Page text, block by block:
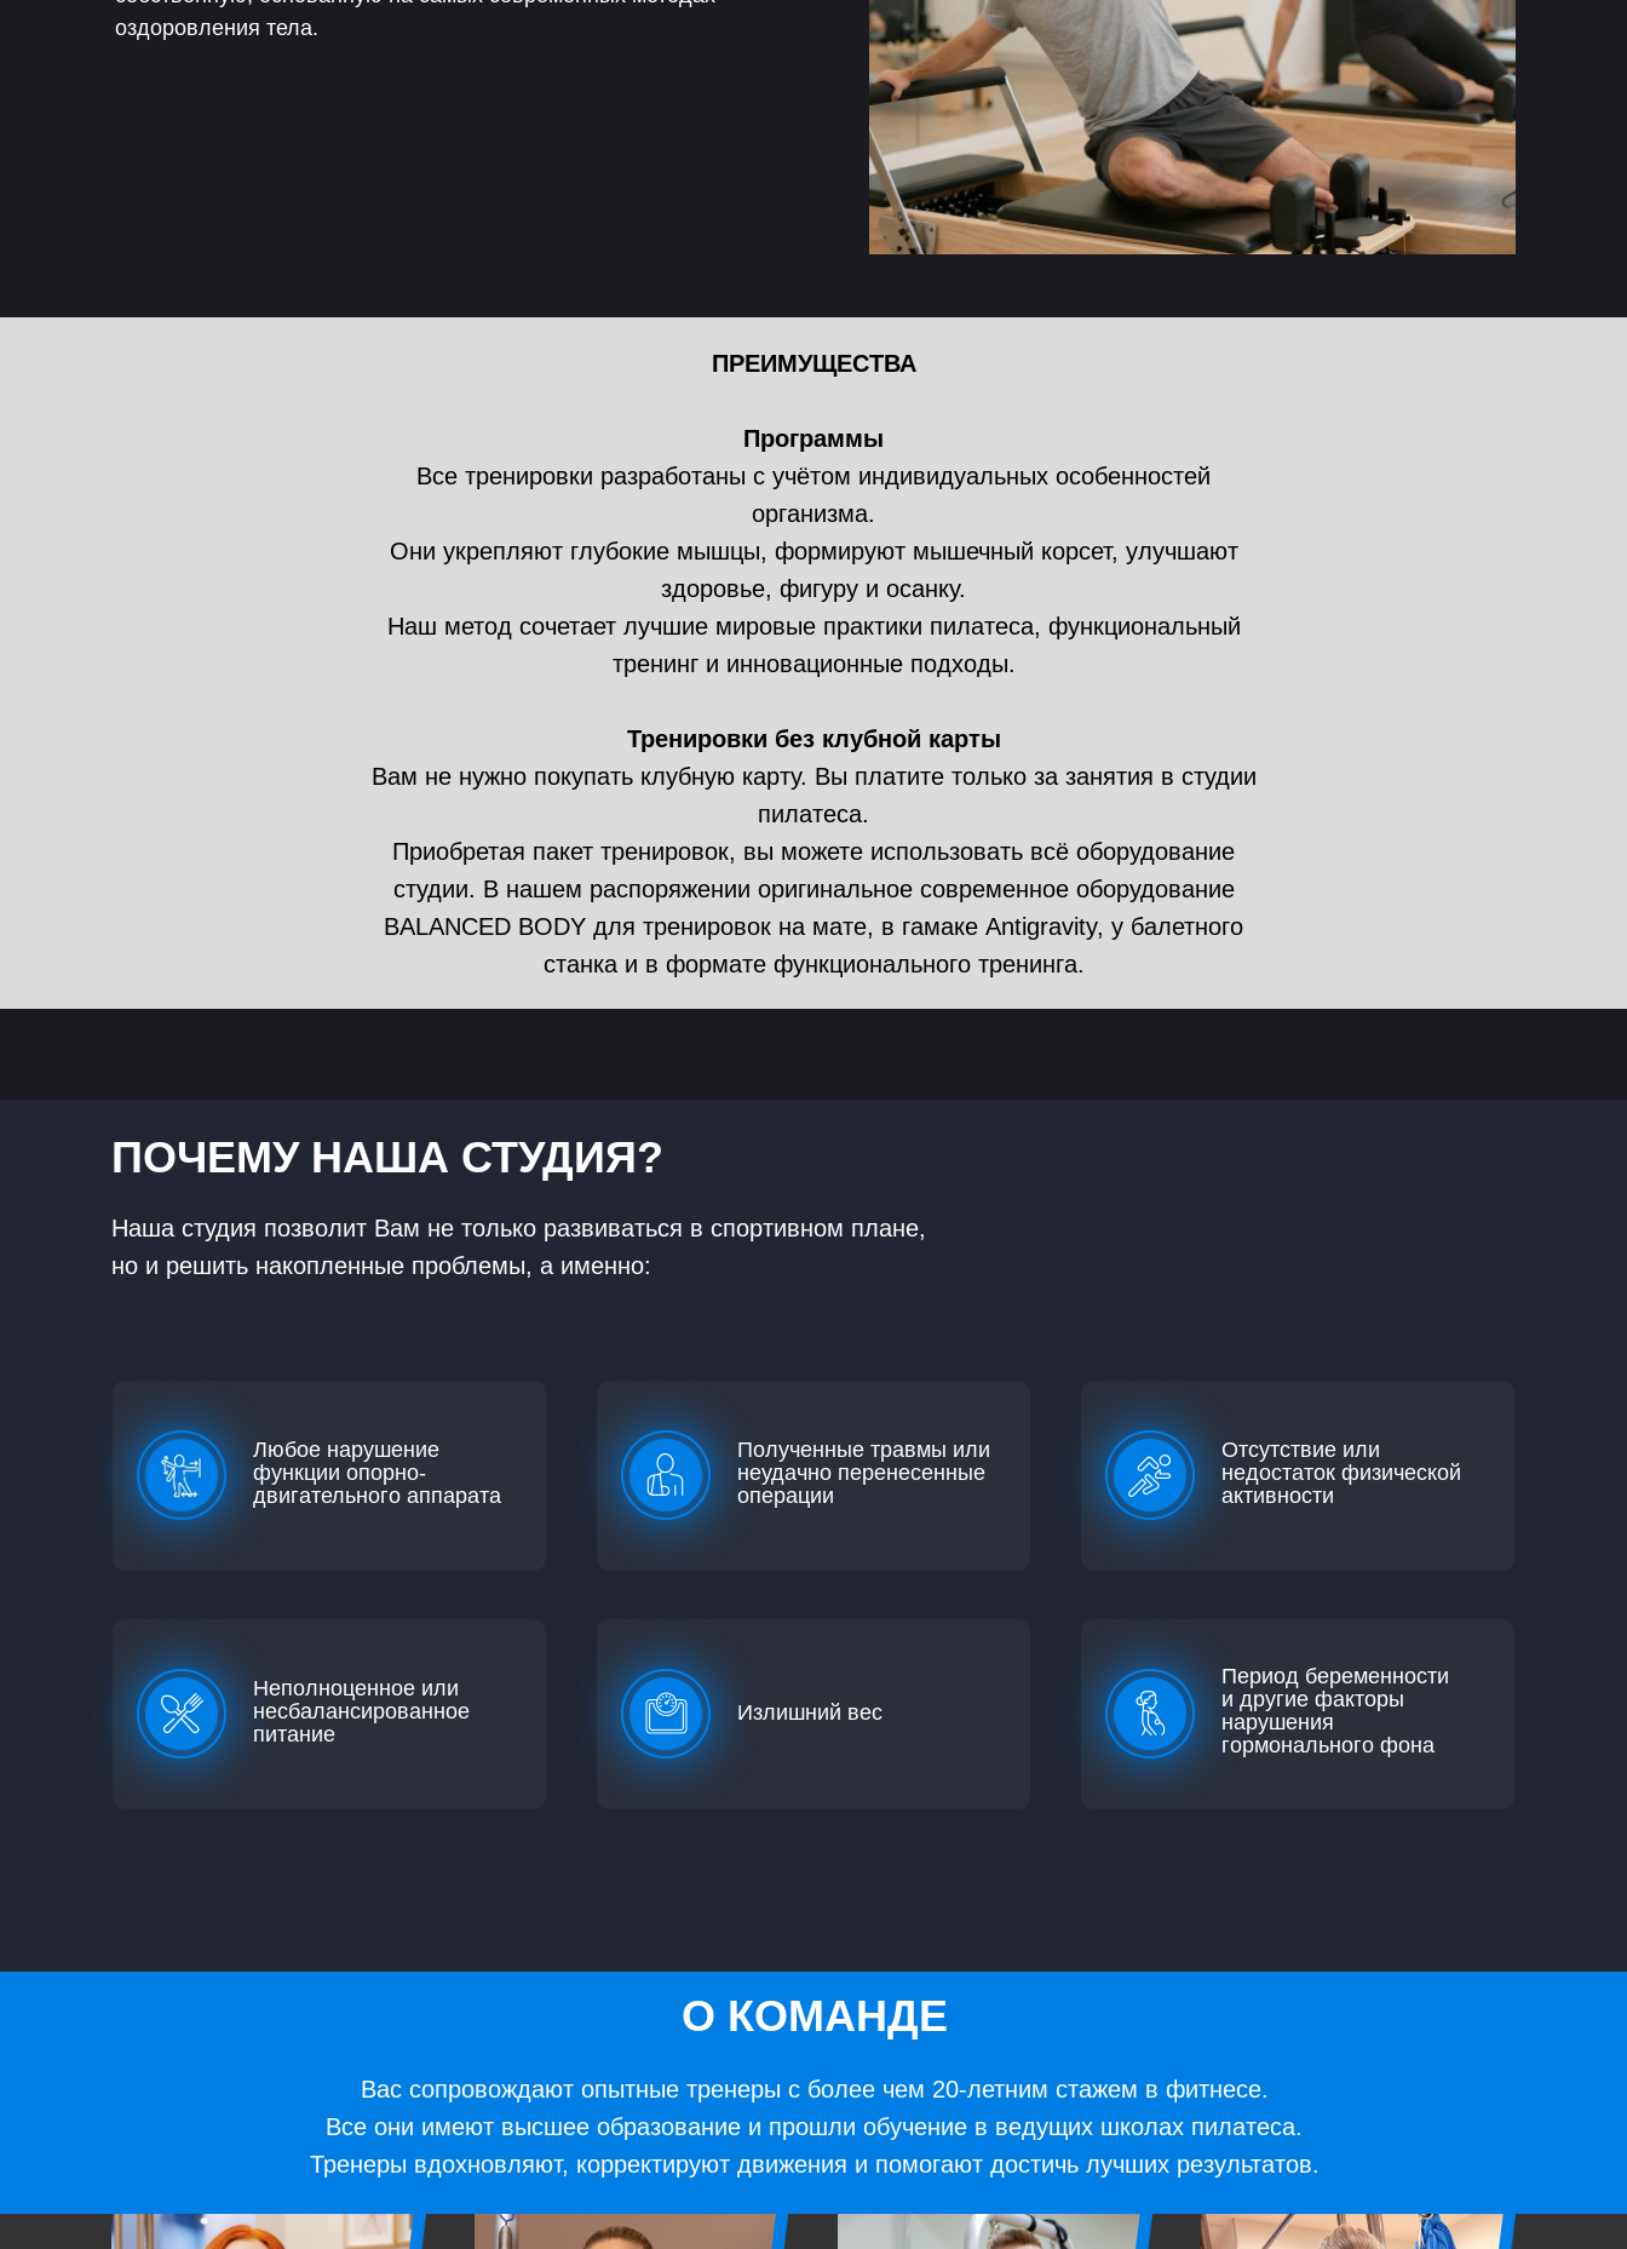
оздоровления тела.
ПРЕИМУЩЕСТВА
Программы
Все тренировки разработаны с учётом индивидуальных особенностей
организма.
Они укрепляют глубокие мышцы, формируют мышечный корсет, улучшают
здоровье, фигуру и осанку.
Наш метод сочетает лучшие мировые практики пилатеса, функциональный
тренинг и инновационные подходы.
Тренировки без клубной карты
Вам не нужно покупать клубную карту. Вы платите только за занятия в студии
пилатеса.
Приобретая пакет тренировок, вы можете использовать всё оборудование
студии. В нашем распоряжении оригинальное современное оборудование
BALANCED BODY для тренировок на мате, в гамаке Antigravity, у балетного
станка и в формате функционального тренинга.
ПОЧЕМУ НАША СТУДИЯ?
Наша студия позволит Вам не только развиваться в спортивном плане,
но и решить накопленные проблемы, а именно:
Любое нарушение
функции опорно-
двигательного аппарата
Полученные травмы или
неудачно перенесенные
операции
Отсутствие или
недостаток физической
активности
Неполноценное или
несбалансированное
питание
Излишний вес
Период беременности
и другие факторы
нарушения
гормонального фона
О КОМАНДЕ
Вас сопровождают опытные тренеры с более чем 20-летним стажем в фитнесе.
Все они имеют высшее образование и прошли обучение в ведущих школах пилатеса.
Тренеры вдохновляют, корректируют движения и помогают достичь лучших результатов.